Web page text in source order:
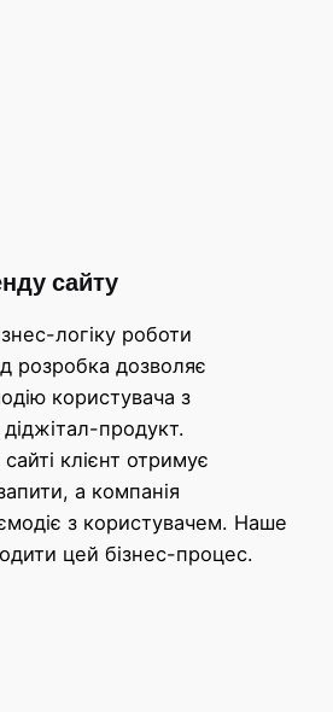
сайту
логіку роботи
розробка дозволяє
користувача з
продукт.
клієнт отримує
а компанія
з користувачем. Наше
цей бізнес-процес.